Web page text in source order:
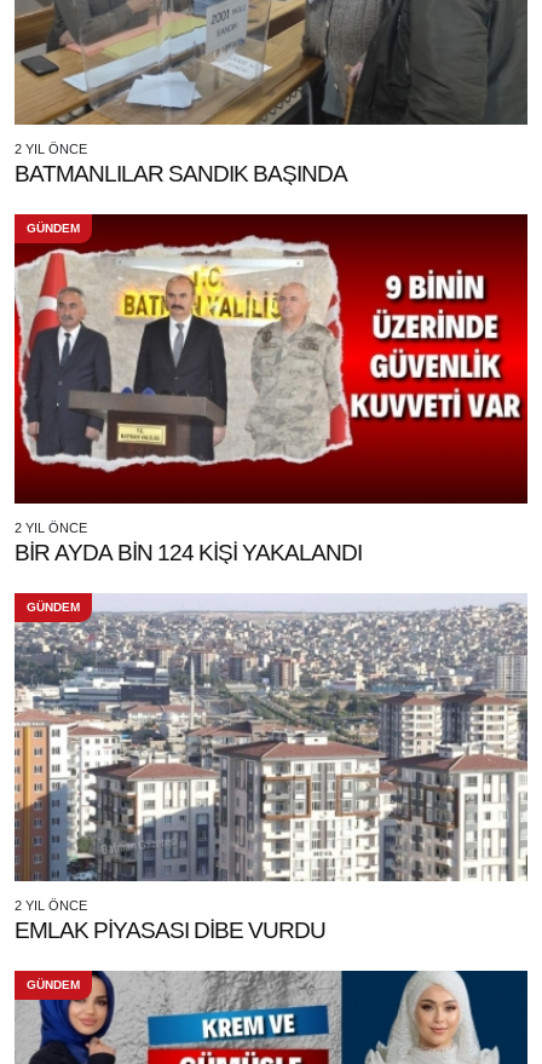
2 YIL ÖNCE
BATMANLILAR SANDIK BAŞINDA
GÜNDEM
2 YIL ÖNCE
BİR AYDA BİN 124 KİŞİ YAKALANDI
GÜNDEM
2 YIL ÖNCE
EMLAK PİYASASI DİBE VURDU
GÜNDEM